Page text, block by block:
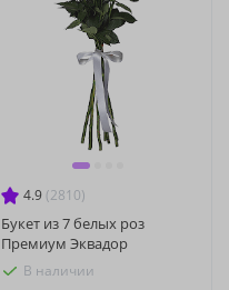
4.9 (2810)
Букет из 7 белых роз
Премиум Эквадор
В наличии